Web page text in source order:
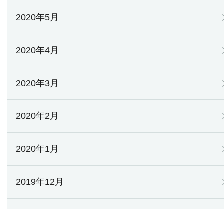
2020年5月
2020年4月
2020年3月
2020年2月
2020年1月
2019年12月